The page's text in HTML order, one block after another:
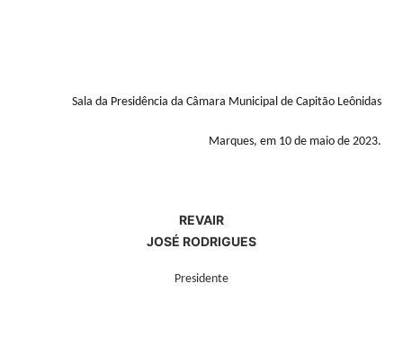
Sala da Presidência da Câmara Municipal de Capitão Leônidas
Marques, em 10 de maio de 2023.
REVAIR
JOSÉ RODRIGUES
Presidente